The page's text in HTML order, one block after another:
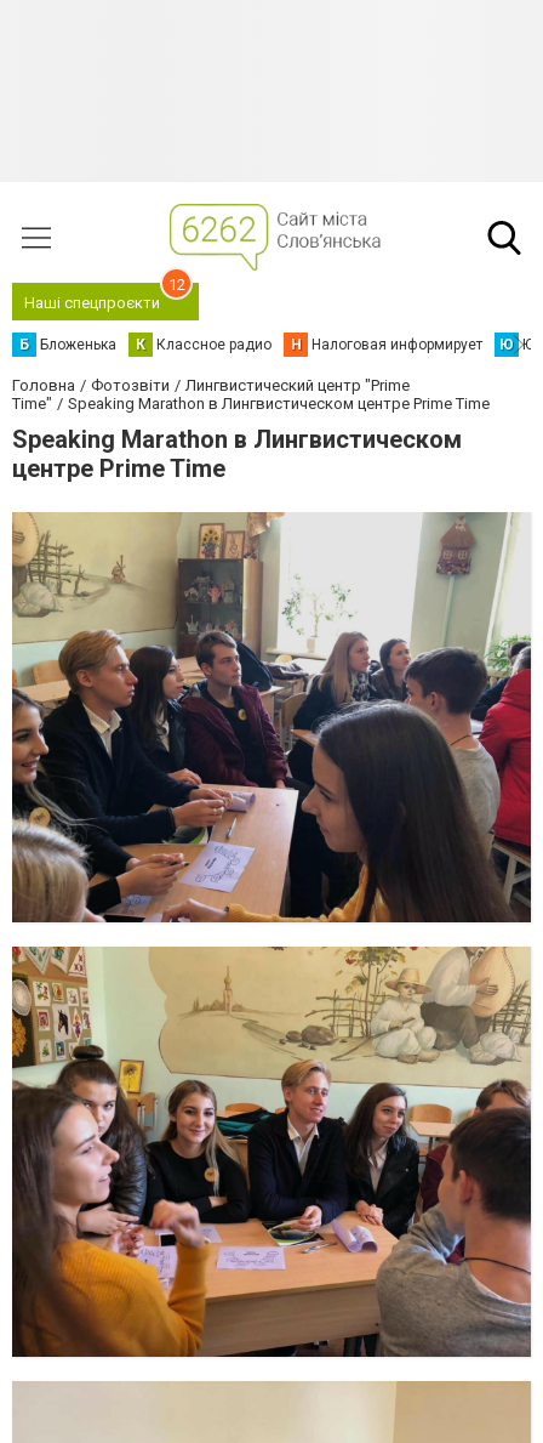
Наші спецпроєкти
12
Б Бложенька К Классное радио Н Налоговая информирует Ю
Головна Фотозвіти
Лингвистический центр "Prime
Time"
Speaking Marathon в Лингвистическом центре Prime Time
Speaking Marathon в Лингвистическом
центре Prime Time